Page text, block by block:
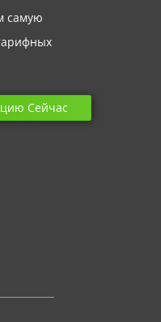
самую
Сейчас